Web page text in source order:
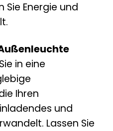
Sie Energie und
Außenleuchte
in eine
Ihren
und
Lassen Sie